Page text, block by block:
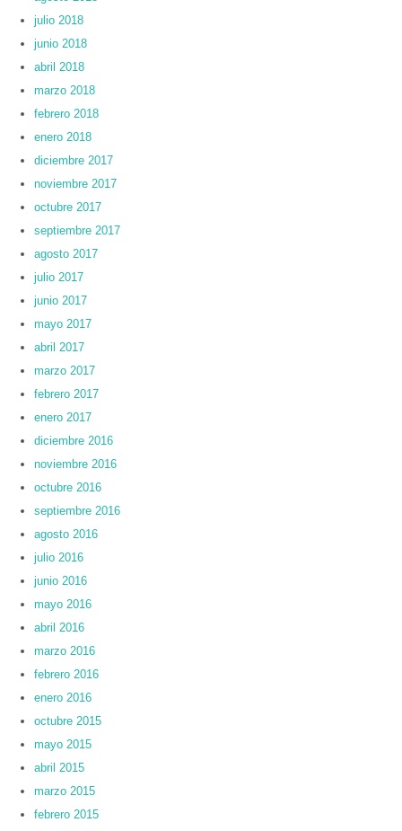
julio 2018
junio 2018
abril 2018
marzo 2018
febrero 2018
enero 2018
diciembre 2017
noviembre 2017
octubre 2017
septiembre 2017
agosto 2017
julio 2017
junio 2017
mayo 2017
abril 2017
marzo 2017
febrero 2017
enero 2017
diciembre 2016
noviembre 2016
octubre 2016
septiembre 2016
agosto 2016
julio 2016
junio 2016
mayo 2016
abril 2016
marzo 2016
febrero 2016
enero 2016
octubre 2015
mayo 2015
abril 2015
marzo 2015
febrero 2015